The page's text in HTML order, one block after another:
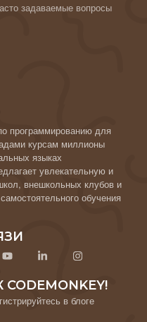
задаваемые вопросы
программированию для
курсам миллионы
языках
увлекательную и
внешкольных клубов и
обучения
в блоге